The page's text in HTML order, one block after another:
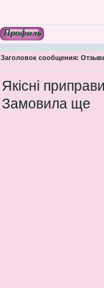
Заголовок сообщения:
Якісні
Замовила ще